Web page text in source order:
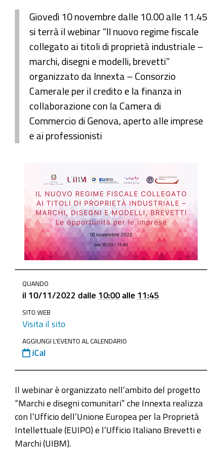
Giovedì 10 novembre dalle 10.00 alle 11.45
si terrà il webinar “Il nuovo regime fiscale
collegato ai titoli di proprietà industriale –
marchi, disegni e modelli, brevetti”
organizzato da Innexta – Consorzio
Camerale per il credito e la finanza in
collaborazione con la Camera di
Commercio di Genova, aperto alle imprese
e ai professionisti
brevetti/eventi-
marchi-
brevetti-
1/eventi-
scaduti/10-
2013-
webinar-
201cil-
nuovo-
regime-
QUANDO
il 10/11/2022 dalle 10:00 alle 11:45
SITO WEB
Visita il sito
AGGIUNGI L'EVENTO AL CALENDARIO
iCal
Il webinar è organizzato nell’ambito del progetto
“Marchi e disegni comunitari” che Innexta realizza
con l’Ufficio dell’Unione Europea per la Proprietà
Intellettuale (EUIPO) e l’Ufficio Italiano Brevetti e
Marchi (UIBM).